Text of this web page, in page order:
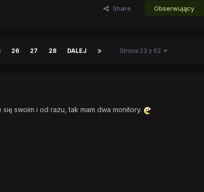
Share Obserwujący
26 27 28 DALEJ Strona 23 z 62
się swoim i od razu, tak mam dwa monitory.